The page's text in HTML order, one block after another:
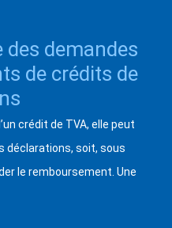
demandes
de crédits de
crédit de TVA, elle peut
déclarations, soit, sous
le remboursement. Une